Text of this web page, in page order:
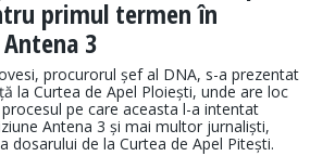
primul termen în
3
procurorul șef al DNA, s-a prezentat
la Curtea de Apel Ploiești, unde are loc
pe care aceasta l-a intentat
Antena 3 și mai multor jurnaliști,
dosarului de la Curtea de Apel Pitești.